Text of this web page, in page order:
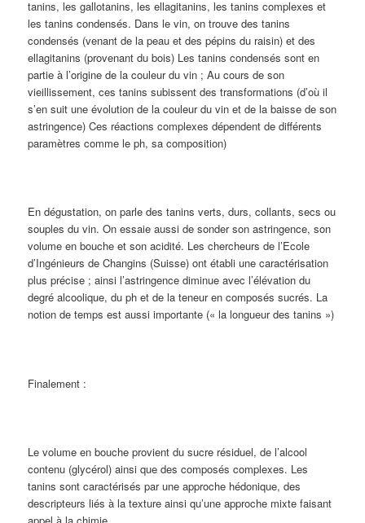
tanins, les gallotanins, les ellagitanins, les tanins complexes et
les tanins condensés. Dans le vin, on trouve des tanins
condensés (venant de la peau et des pépins du raisin) et des
ellagitanins (provenant du bois) Les tanins condensés sont en
partie à l’origine de la couleur du vin ; Au cours de son
vieillissement, ces tanins subissent des transformations (d’où il
s’en suit une évolution de la couleur du vin et de la baisse de son
astringence) Ces réactions complexes dépendent de différents
paramètres comme le ph, sa composition)
En dégustation, on parle des tanins verts, durs, collants, secs ou
souples du vin. On essaie aussi de sonder son astringence, son
volume en bouche et son acidité. Les chercheurs de l’Ecole
d’Ingénieurs de Changins (Suisse) ont établi une caractérisation
plus précise ; ainsi l’astringence diminue avec l’élévation du
degré alcoolique, du ph et de la teneur en composés sucrés. La
notion de temps est aussi importante (« la longueur des tanins »)
Finalement :
Le volume en bouche provient du sucre résiduel, de l’alcool
contenu (glycérol) ainsi que des composés complexes. Les
tanins sont caractérisés par une approche hédonique, des
descripteurs liés à la texture ainsi qu’une approche mixte faisant